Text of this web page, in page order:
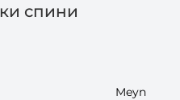
спини
Meyn